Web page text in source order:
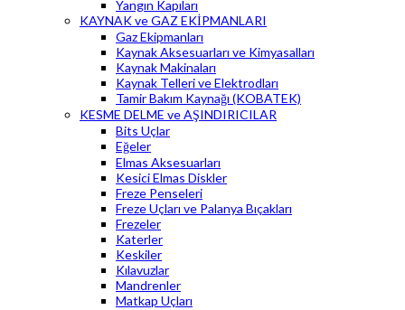
Yangın Kapıları
KAYNAK ve GAZ EKİPMANLARI
Gaz Ekipmanları
Kaynak Aksesuarları ve Kimyasalları
Kaynak Makinaları
Kaynak Telleri ve Elektrodları
Tamir Bakım Kaynağı (KOBATEK)
KESME DELME ve AŞINDIRICILAR
Bits Uçlar
Eğeler
Elmas Aksesuarları
Kesici Elmas Diskler
Freze Penseleri
Freze Uçları ve Palanya Bıçakları
Frezeler
Katerler
Keskiler
Kılavuzlar
Mandrenler
Matkap Uçları